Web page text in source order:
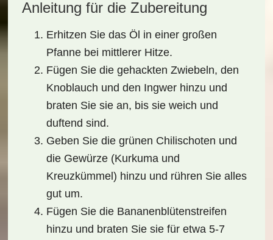
Anleitung für die Zubereitung
Erhitzen Sie das Öl in einer großen
Pfanne bei mittlerer Hitze.
Fügen Sie die gehackten Zwiebeln, den
Knoblauch und den Ingwer hinzu und
braten Sie sie an, bis sie weich und
duftend sind.
Geben Sie die grünen Chilischoten und
die Gewürze (Kurkuma und
Kreuzkümmel) hinzu und rühren Sie alles
gut um.
Fügen Sie die Bananenblütenstreifen
hinzu und braten Sie sie für etwa 5-7